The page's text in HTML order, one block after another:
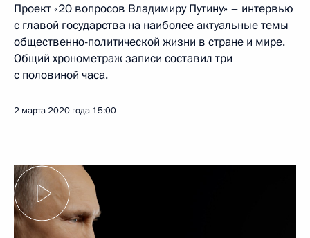
Проект «20 вопросов Владимиру Путину» – интервью
с главой государства на наиболее актуальные темы
общественно-политической жизни в стране и мире.
Общий хронометраж записи составил три
с половиной часа.
2 марта 2020 года 15:00